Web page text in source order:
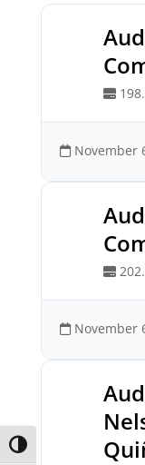
Toggle High Contrast
November
November